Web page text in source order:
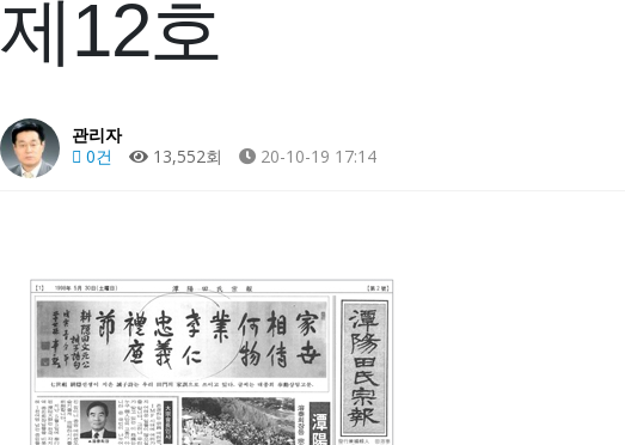
제12호
관리자
0건
13,552회 20-10-19 17:14